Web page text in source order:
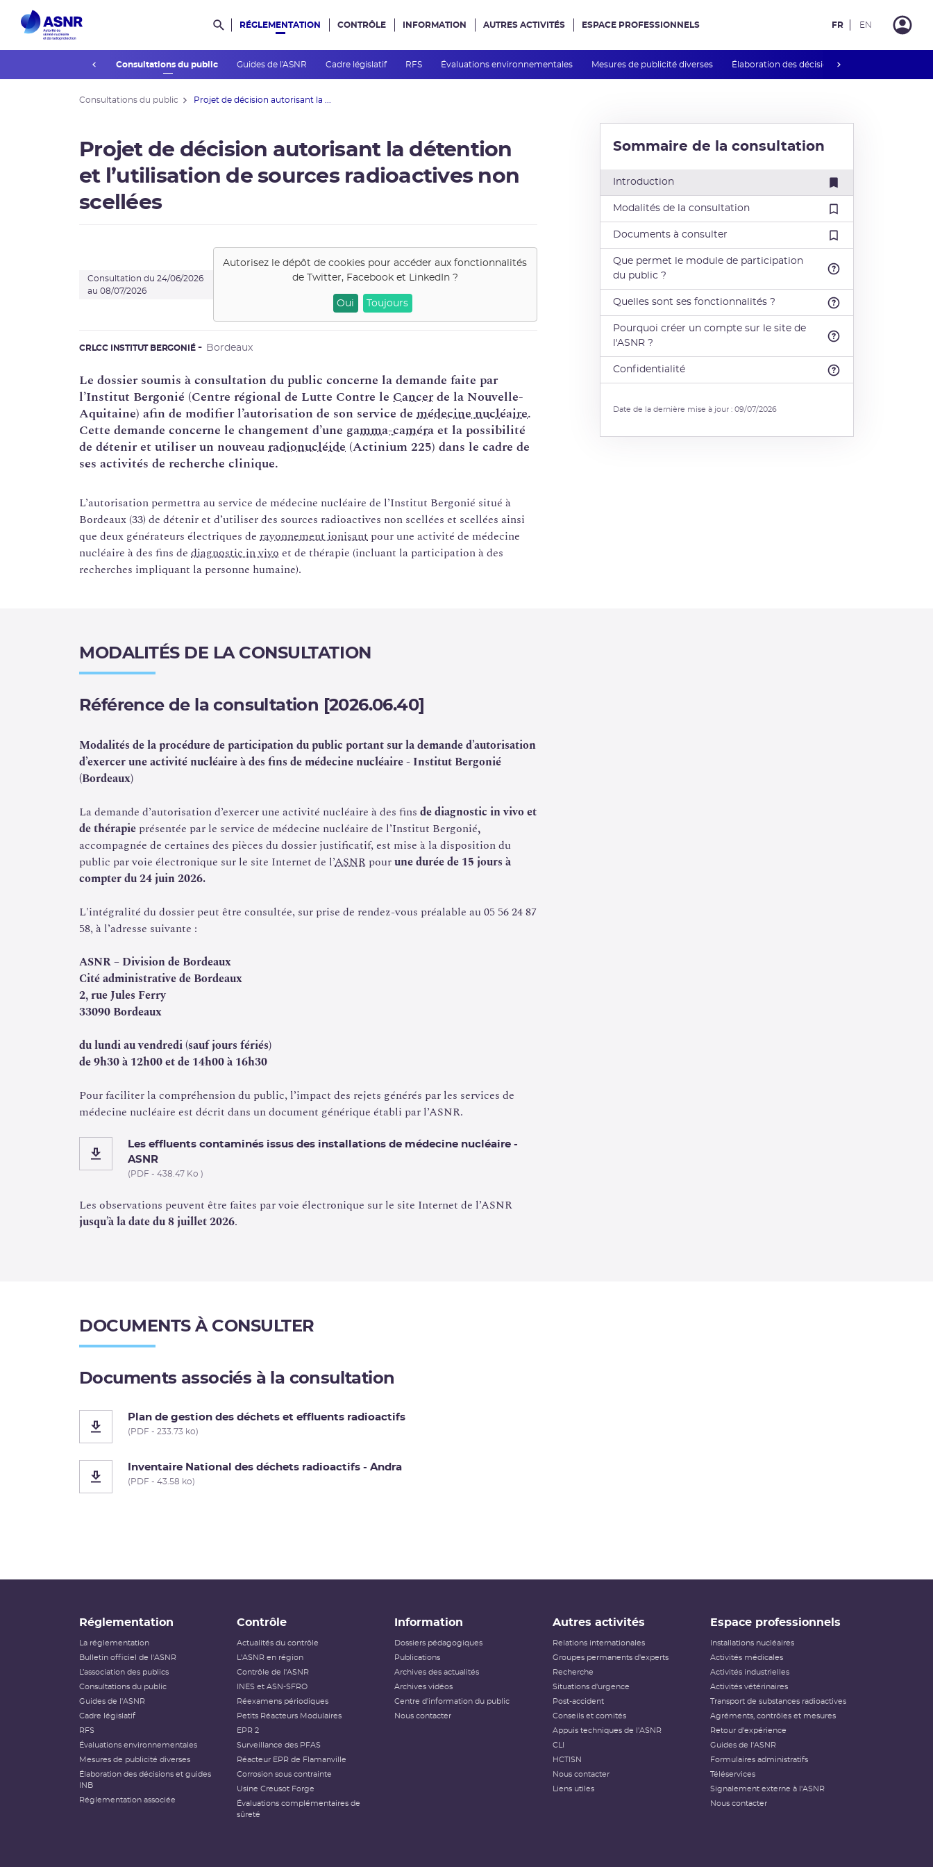
Rechercher dans le site
RÉGLEMENTATION
des publics Consultations du public Guides de l'ASNR Cadre législatif RFS Évaluations environnementales Mesures de publicité diverses Élaboration des décisions et guides INB
CONTRÔLE INFORMATION AUTRES ACTIVITÉS ESPACE PROFESSIONNELS FR EN
Consultations du public Projet de décision autorisant la ...
Projet de décision autorisant la détention
et l’utilisation de sources radioactives non
scellées
Consultation du 24/06/2026
au 08/07/2026
Autorisez le dépôt de cookies pour accéder aux fonctionnalités
de
Twitter, Facebook et LinkedIn?
Oui Toujours
CRLCC INSTITUT BERGONIÉ Bordeaux
Le dossier soumis à consultation du public concerne la demande faite par
l’Institut Bergonié (Centre régional de Lutte Contre le Cancerde la Nouvelle-
Aquitaine) afin de modifier l’autorisation de son service de médecine nucléaire.
Cette demande concerne le changement d’une gamma-caméraet la possibilité
de détenir et utiliser un nouveauradionucléide (Actinium 225) dans le cadre de
ses activités de recherche clinique.
L’autorisation permettra au service de médecine nucléaire de l’Institut Bergonié situé à
Bordeaux (33) de détenir et d’utiliser des sources radioactives non scellées et scellées ainsi
que deux générateurs électriques de rayonnement ionisant pour une activité de médecine
nucléaire à des fins de diagnostic in vivo et de thérapie (incluant la participation à des
recherches impliquant la personne humaine).
MODALITÉS DE LA CONSULTATION
Référence de la consultation [2026.06.40]
Modalités de la procédure de participation du public portant sur la demande d’autorisation
d’exercer une activité nucléaire à des fins de médecine nucléaire - Institut Bergonié
(Bordeaux)
La demande d’autorisation d’exercer une activité nucléaire à des fins de diagnostic in vivo et
de thérapie présentée par le service de médecine nucléaire de l’Institut Bergonié,
accompagnée de certaines des pièces du dossier justificatif, est mise à la disposition du
public par voie électronique sur le site Internet de l’ASNR pourune durée de 15 jours à
compter du 24 juin 2026.
L'intégralité du dossier peut être consultée, sur prise de rendez-vous préalable au 05 56 24 87
58, à l’adresse suivante :
ASNR – Division de Bordeaux
Cité administrative de Bordeaux
2, rue Jules Ferry
33090 Bordeaux
du lundi au vendredi (sauf jours fériés)
de 9h30 à 12h00 et de 14h00 à 16h30
Pour faciliter la compréhension du public, l’impact des rejets générés par les services de
médecine nucléaire est décrit dans un document générique établi par l’ASNR.
Les effluents contaminés issus des installations de médecine nucléaire -
ASNR
(PDF - 438.47 Ko )
Les observations peuvent être faites par voie électronique sur le site Internet de l’ASNR
jusqu’à la date du 8 juillet 2026.
DOCUMENTS À CONSULTER
Documents associés à la consultation
Plan de gestion des déchets et effluents radioactifs
(PDF - 233.73 ko)
Inventaire National des déchets radioactifs - Andra
(PDF - 43.58 ko)
Sommaire de la consultation
Introduction
Modalités de la consultation
Documents à consulter
Que permet le module de participation
du public ?
Quelles sont ses fonctionnalités ?
Pourquoi créer un compte sur le site de
l'ASNR ?
Confidentialité
Date de la dernière mise à jour : 09/07/2026
Réglementation
La réglementation
Bulletin officiel de l'ASNR
L’association des publics
Consultations du public
Guides de l'ASNR
Cadre législatif
RFS
Évaluations environnementales
Mesures de publicité diverses
Élaboration des décisions et guides
INB
Réglementation associée
Contrôle
Actualités du contrôle
L'ASNR en région
Contrôle de l'ASNR
INES et ASN-SFRO
Réexamens périodiques
Petits Réacteurs Modulaires
EPR 2
Surveillance des PFAS
Réacteur EPR de Flamanville
Corrosion sous contrainte
Usine Creusot Forge
Évaluations complémentaires de
sûreté
Information
Dossiers pédagogiques
Publications
Archives des actualités
Archives vidéos
Centre d'information du public
Nous contacter
Autres activités
Relations internationales
Groupes permanents d'experts
Recherche
Situations d'urgence
Post-accident
Conseils et comités
Appuis techniques de l'ASNR
CLI
HCTISN
Nous contacter
Liens utiles
Espace professionnels
Installations nucléaires
Activités médicales
Activités industrielles
Activités vétérinaires
Transport de substances radioactives
Agréments, contrôles et mesures
Retour d'expérience
Guides de l'ASNR
Formulaires administratifs
Téléservices
Signalement externe à l'ASNR
Nous contacter